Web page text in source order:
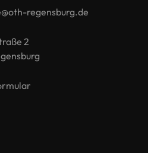
regensburg.de
2